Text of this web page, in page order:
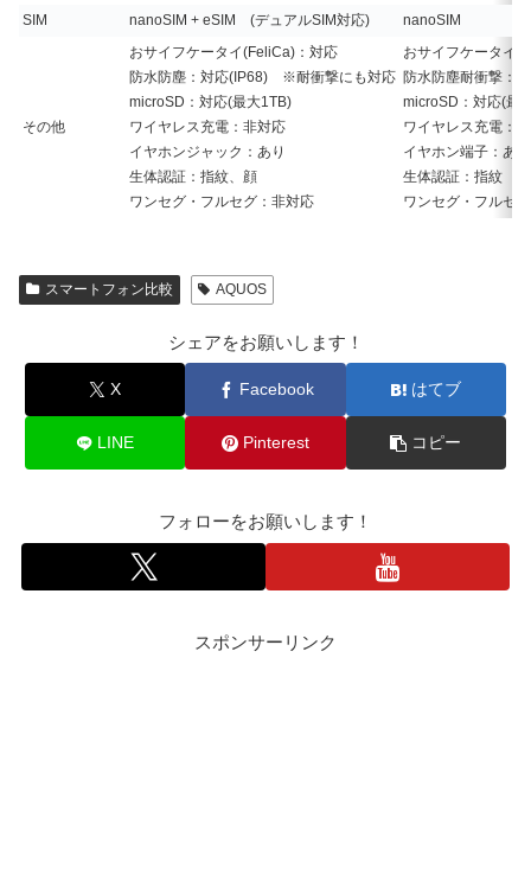
SIM
nanoSIM + eSIM (デュアルSIM対応) nanoSIM
その他
おサイフケータイ(FeliCa)：対応
防水防塵：対応(IP68) ※耐衝撃にも対応
microSD：対応(最大1TB)
ワイヤレス充電：非対応
イヤホンジャック：あり
生体認証：指紋、顔
ワンセグ・フルセグ：非対応
おサイフケータイ
防水防塵耐衝撃：
microSD：対応(最
ワイヤレス充電：
イヤホン端子：あり
生体認証：指紋
ワンセグ・フルセ
スマートフォン比較 AQUOS
シェアをお願いします！
X Facebook はてブ
LINE Pinterest コピー
フォローをお願いします！
スポンサーリンク